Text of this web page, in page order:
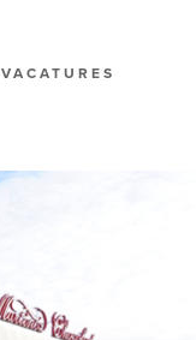
VACATURES